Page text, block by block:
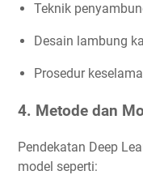
Teknik
Desain lambung
Prosedur
4. Metode dan
Pendekatan Deep
model seperti: